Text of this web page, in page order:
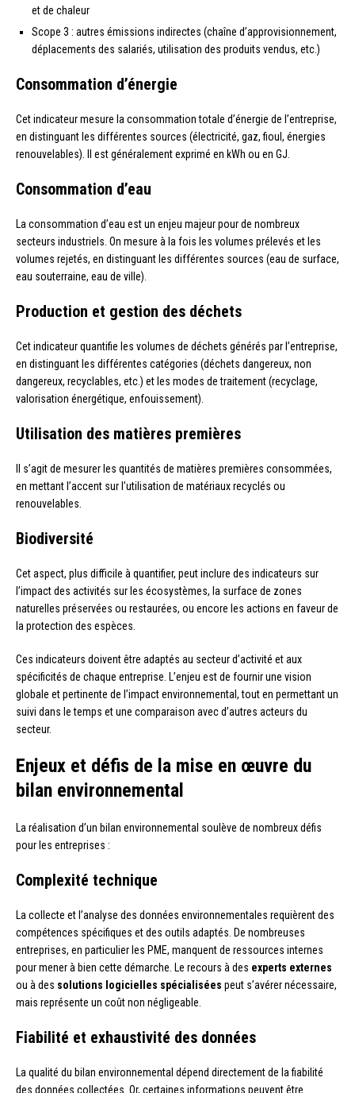
et de chaleur
Scope 3 : autres émissions indirectes (chaîne d’approvisionnement,
déplacements des salariés, utilisation des produits vendus, etc.)
Consommation d’énergie
Cet indicateur mesure la consommation totale d’énergie de l’entreprise,
en distinguant les différentes sources (électricité, gaz, fioul, énergies
renouvelables). Il est généralement exprimé en kWh ou en GJ.
Consommation d’eau
La consommation d’eau est un enjeu majeur pour de nombreux
secteurs industriels. On mesure à la fois les volumes prélevés et les
volumes rejetés, en distinguant les différentes sources (eau de surface,
eau souterraine, eau de ville).
Production et gestion des déchets
Cet indicateur quantifie les volumes de déchets générés par l’entreprise,
en distinguant les différentes catégories (déchets dangereux, non
dangereux, recyclables, etc.) et les modes de traitement (recyclage,
valorisation énergétique, enfouissement).
Utilisation des matières premières
Il s’agit de mesurer les quantités de matières premières consommées,
en mettant l’accent sur l’utilisation de matériaux recyclés ou
renouvelables.
Biodiversité
Cet aspect, plus difficile à quantifier, peut inclure des indicateurs sur
l’impact des activités sur les écosystèmes, la surface de zones
naturelles préservées ou restaurées, ou encore les actions en faveur de
la protection des espèces.
Ces indicateurs doivent être adaptés au secteur d’activité et aux
spécificités de chaque entreprise. L’enjeu est de fournir une vision
globale et pertinente de l’impact environnemental, tout en permettant un
suivi dans le temps et une comparaison avec d’autres acteurs du
secteur.
Enjeux et défis de la mise en œuvre du
bilan environnemental
La réalisation d’un bilan environnemental soulève de nombreux défis
pour les entreprises :
Complexité technique
La collecte et l’analyse des données environnementales requièrent des
compétences spécifiques et des outils adaptés. De nombreuses
entreprises, en particulier les PME, manquent de ressources internes
pour mener à bien cette démarche. Le recours à des experts externes
ou à des solutions logicielles spécialisées peut s’avérer nécessaire,
mais représente un coût non négligeable.
Fiabilité et exhaustivité des données
La qualité du bilan environnemental dépend directement de la fiabilité
des données collectées. Or, certaines informations peuvent être